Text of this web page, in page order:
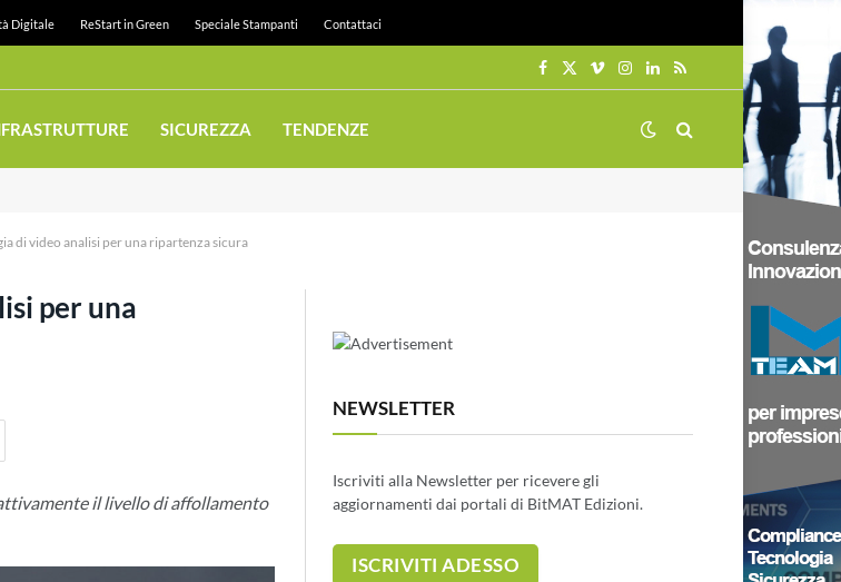
Digitale ReStart in Green Speciale Stampanti Contattaci
Facebook
X
VimeoInstagram
LinkedIn
RSS
SICUREZZA TENDENZE
di video analisi per una ripartenza sicura
per una
il livello di affollamento
NEWSLETTER
Iscriviti alla Newsletter per ricevere gli
aggiornamenti dai portali di BitMAT Edizioni.